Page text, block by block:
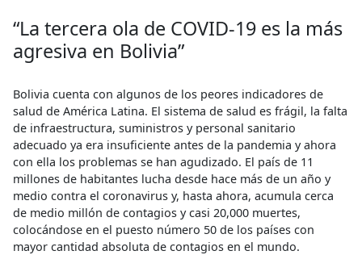
“La tercera ola de COVID-19 es la más
agresiva en Bolivia”
Bolivia cuenta con algunos de los peores indicadores de
salud de América Latina. El sistema de salud es frágil, la falta
de infraestructura, suministros y personal sanitario
adecuado ya era insuficiente antes de la pandemia y ahora
con ella los problemas se han agudizado. El país de 11
millones de habitantes lucha desde hace más de un año y
medio contra el coronavirus y, hasta ahora, acumula cerca
de medio millón de contagios y casi 20,000 muertes,
colocándose en el puesto número 50 de los países con
mayor cantidad absoluta de contagios en el mundo.